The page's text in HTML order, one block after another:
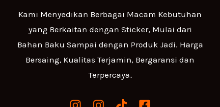
Kami Menyedikan Berbagai Macam Kebutuhan
yang Berkaitan dengan Sticker, Mulai dari
Bahan Baku Sampai dengan Produk Jadi. Harga
Bersaing, Kualitas Terjamin, Bergaransi dan
Terpercaya.